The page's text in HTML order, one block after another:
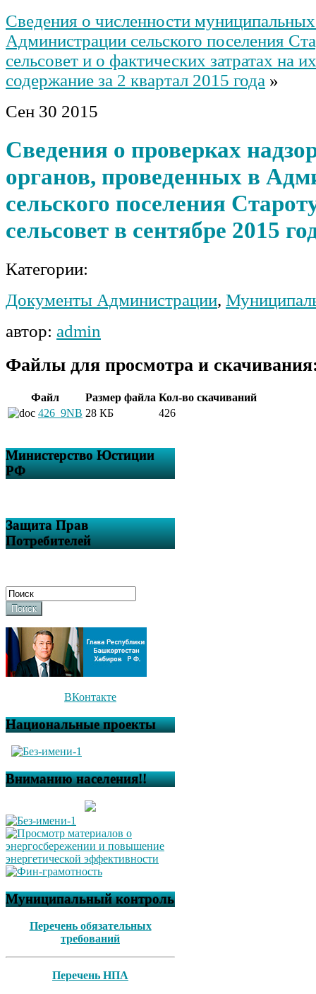
Сведения о численности
Администрации сельского поселения
сельсовет и о фактических затратах на
содержание за 2 квартал 2015 года »
Сен 30 2015
Сведения о проверках
органов, проведенных в
сельского поселения
сельсовет в сентябре 2015
Категории:
Документы Администрации,
автор: admin
Файлы для просмотра и
Файл Размер файла Кол-во скачиваний
426_9NB 28 КБ 426
Министерство Юстиции
РФ
Защита Прав
Потребителей
Поиск
ВКонтакте
Национальные проекты
Вниманию населения!!
Муниципальный контроль
Перечень обязательных
требований
Перечень НПА